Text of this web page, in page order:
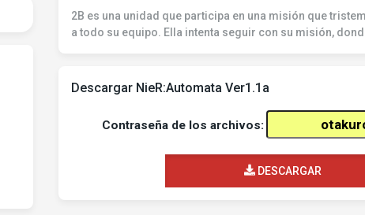
2B es una unidad que participa en una misión que
a todo su equipo. Ella intenta seguir con su misión,
Descargar NieR:Automata Ver1.1a
Contraseña de los archivos:
DESCARGAR